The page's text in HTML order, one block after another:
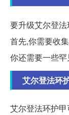
要升级艾尔登法
首先,你需要收
你还需要一些罕
艾尔登法环
艾尔登法环护